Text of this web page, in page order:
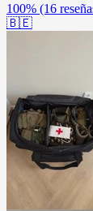
100% (16
🇧🇪